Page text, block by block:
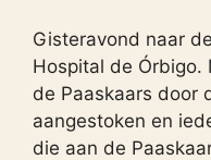
Gisteravond naar
Hospital de Órbigo.
de Paaskaars door
aangestoken en
die aan de